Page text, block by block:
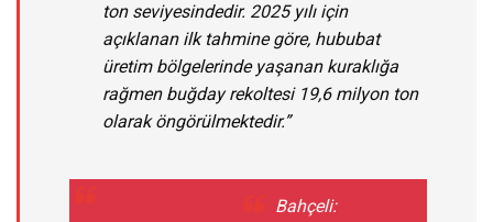
ton seviyesindedir. 2025 yılı için
açıklanan ilk tahmine göre, hububat
üretim bölgelerinde yaşanan kuraklığa
rağmen buğday rekoltesi 19,6 milyon ton
olarak öngörülmektedir.”
Bahçeli: